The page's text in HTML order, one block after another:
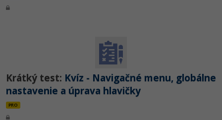
Krátký test: Kvíz - Navigačné menu, globálne
nastavenie a úprava hlavičky
PRO